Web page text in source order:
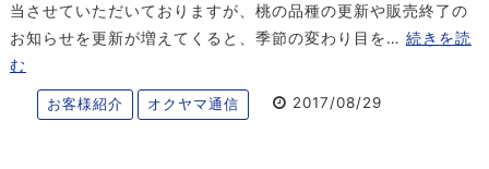
当させていただいておりますが、桃の品種の更新や販売終了の
お知らせを更新が増えてくると、季節の変わり目を… 続きを読
む
お客様紹介 オクヤマ通信 2017/08/29